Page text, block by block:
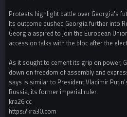
Protests highlight battle over Georgia's
Its outcome pushed Georgia further into
Georgia aspired to join the European
accession talks with the bloc after the
As it sought to cement its grip on power,
down on freedom of assembly and
says is similar to President Vladimir
Russia, its former imperial ruler.
kra26 cc
https://kra30.com